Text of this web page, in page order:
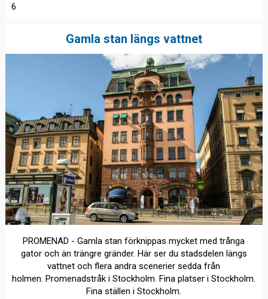
6
Gamla stan längs vattnet
PROMENAD - Gamla stan förknippas mycket med trånga
gator och än trängre gränder. Här ser du stadsdelen längs
vattnet och flera andra scenerier sedda från
holmen. Promenadstråk i Stockholm. Fina platser i Stockholm.
Fina ställen i Stockholm.